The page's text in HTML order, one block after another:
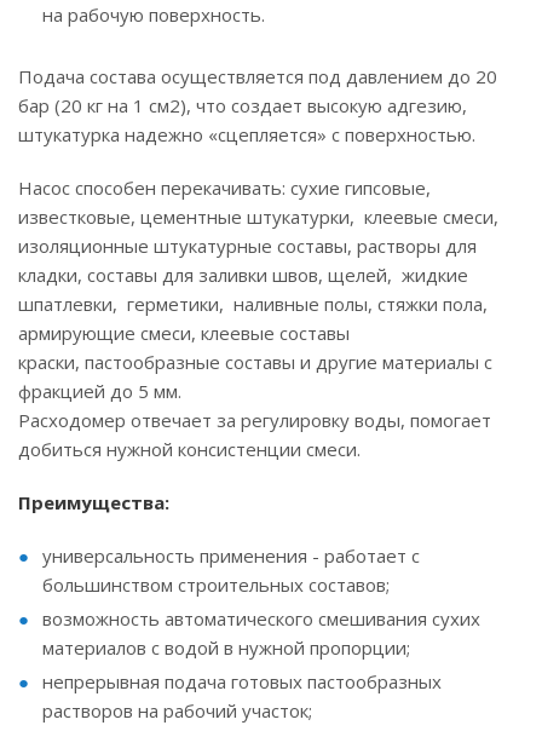
на рабочую поверхность.
Подача состава осуществляется под давлением до 20
бар (20 кг на 1 см2), что создает высокую адгезию,
штукатурка надежно «сцепляется» с поверхностью.
Насос способен перекачивать: сухие гипсовые,
известковые, цементные штукатурки, клеевые смеси,
изоляционные штукатурные составы, растворы для
кладки, составы для заливки швов, щелей, жидкие
шпатлевки, герметики, наливные полы, стяжки пола,
армирующие смеси, клеевые составы
краски, пастообразные составы и другие материалы с
фракцией до 5 мм.
Расходомер отвечает за регулировку воды, помогает
добиться нужной консистенции смеси.
Преимущества:
универсальность применения - работает с
большинством строительных составов;
возможность автоматического смешивания сухих
материалов с водой в нужной пропорции;
непрерывная подача готовых пастообразных
растворов на рабочий участок;